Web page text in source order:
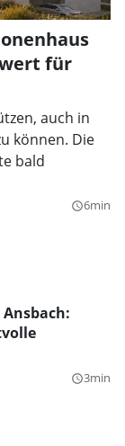
für
auch in
können. Die
bald
query_builder6min
query_builder3min